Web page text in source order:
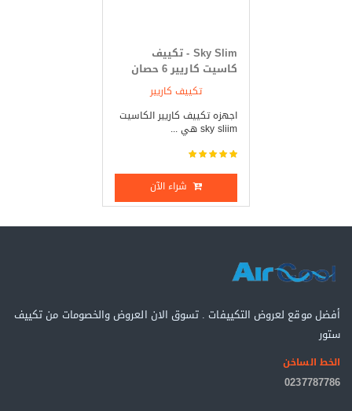
Sky Slim - تكييف
كاسيت كاريير 6 حصان
بارد _ ساخنتكييف كاريير
اجهزه تكييف كاريير الكاسيت
sky sliim هي ...
شراء الآن
أفضل موقع لعروض التكييفات . تسوق الان العروض والخصومات من تكييف
ستور
الخط الساخن
0237787786